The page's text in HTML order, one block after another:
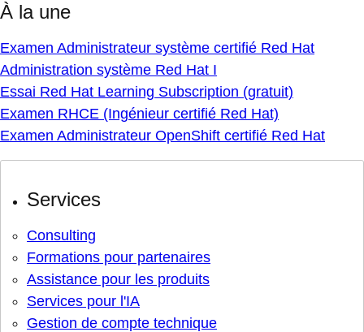
À la une
Examen Administrateur système certifié Red Hat
Administration système Red Hat I
Essai Red Hat Learning Subscription (gratuit)
Examen RHCE (Ingénieur certifié Red Hat)
Examen Administrateur OpenShift certifié Red Hat
Services
Consulting
Formations pour partenaires
Assistance pour les produits
Services pour l'IA
Gestion de compte technique